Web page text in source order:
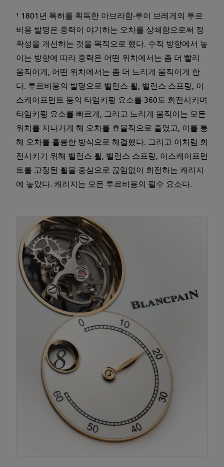
¹ 1801년 특허를 획득한 아브라함-루이 브레게의 투르
비용 발명은 중력이 야기하는 오차를 상쇄함으로써 정
확성을 개선하는 것을 목적으로 했다. 수직 방향에서 놓
이는 방향에 따라 중력은 어떤 위치에서는 좀 더 빨리
움직이게, 어떤 위치에서는 좀 더 느리게 움직이게 한
다. 투르비용의 발명으로 밸런스 휠, 밸런스 스프링, 이
스케이프먼트 등의 타임키핑 요소를 360도 회전시키며
타임키핑 요소를 빠르게, 그리고 느리게 움직이는 모든
위치를 지나가게 해 오차를 효율적으로 줄였고, 이를 통
해 오차를 훌륭한 방식으로 해결했다. 그리고 이처럼 회
전시키기 위해 밸런스 휠, 밸런스 스프링, 이스케이프먼
트를 고정된 휠을 중심으로 끊임없이 회전하는 캐리지
에 놓았다. 캐리지는 모든 투르비용의 필수 요소다.